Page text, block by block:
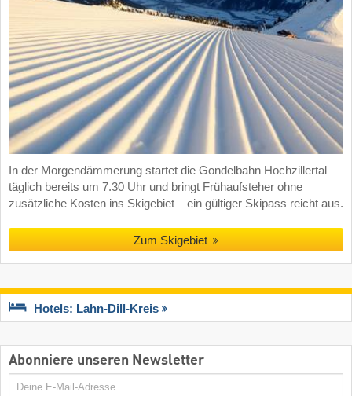
In der Morgendämmerung startet die Gondelbahn Hochzillertal
täglich bereits um 7.30 Uhr und bringt Frühaufsteher ohne
zusätzliche Kosten ins Skigebiet – ein gültiger Skipass reicht aus.
Zum Skigebiet
Hotels: Lahn-Dill-Kreis
Abonniere unseren Newsletter
E-